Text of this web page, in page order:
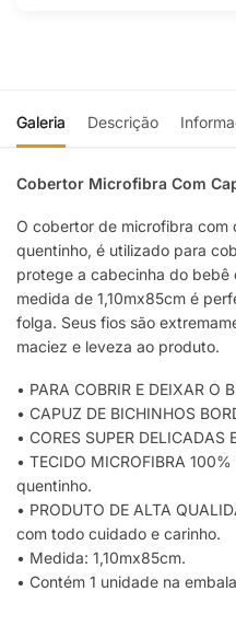
Galeria Descrição
Cobertor Microfibra Com
O cobertor de microfibra com
quentinho, é utilizado para
protege a cabecinha do bebê
medida de 1,10mx85cm é
folga. Seus fios são
maciez e leveza ao produto.
• PARA COBRIR E DEIXAR O
• CAPUZ DE BICHINHOS
• CORES SUPER DELICADAS
• TECIDO MICROFIBRA
quentinho.
• PRODUTO DE ALTA
com todo cuidado e carinho.
• Medida: 1,10mx85cm.
• Contém 1 unidade na